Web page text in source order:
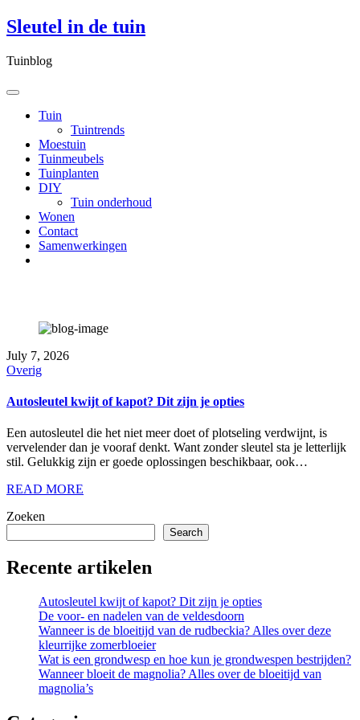
Skip
to
Sleutel in de tuin
Tuinblog
Tuin
Tuintrends
Moestuin
Tuinmeubels
Tuinplanten
DIY
Tuin onderhoud
Wonen
Contact
Samenwerkingen
July 7, 2026
Overig
Autosleutel kwijt of kapot? Dit zijn je opties
Een autosleutel die het niet meer doet of plotseling verdwijnt, is
vervelender dan je vooraf denkt. Want zonder sleutel sta je letterlijk
stil. Gelukkig zijn er goede oplossingen beschikbaar, ook…
READ MORE
Zoeken
Search
Recente artikelen
Autosleutel kwijt of kapot? Dit zijn je opties
De voor- en nadelen van de veldesdoorn
Wanneer is de bloeitijd van de rudbeckia? Alles over deze
kleurrijke zomerbloeier
Wat is een grondwesp en hoe kun je grondwespen bestrijden?
Wanneer bloeit de magnolia? Alles over de bloeitijd van
magnolia’s